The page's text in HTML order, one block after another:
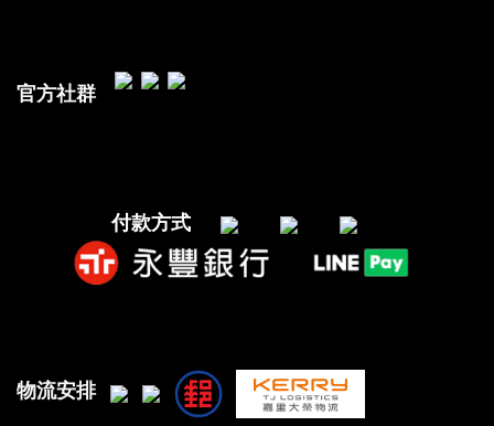
官方社群
付款方式
物流安排